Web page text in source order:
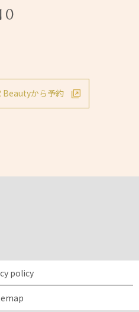
Beautyから予約
policy